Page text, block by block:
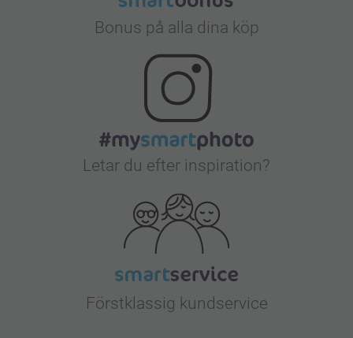
Bonus på alla dina köp
Letar du efter inspiration?
Förstklassig kundservice